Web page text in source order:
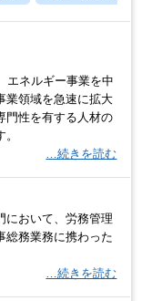
エネルギー事業を中
業領域を急速に拡大
門性を有する人材の
…続きを読む
において、労務管理
総務業務に携わった
…続きを読む